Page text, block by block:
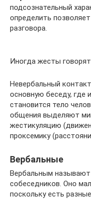
подсознательный
определить
разговора.
Иногда жесты
Невербальный
основную беседу, где
становится тело
общения выделяют
жестикуляцию
проксемику
Вербальные
Вербальным называют
собеседников. Оно
поскольку есть